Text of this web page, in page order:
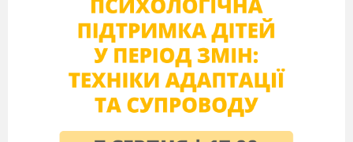
поможи Незнайкові дізнатися, скільки
літрів крові перекачує серце людини за 9
хвилин?
Олег мріє стати хоча б трохи вищим. То­
на день по 9 разів він підтягується на тур
Скільки разів за день Олег підтягується?
Змій Горинич миє кожну голову
по 7 хвилин.Скільки хвилин він